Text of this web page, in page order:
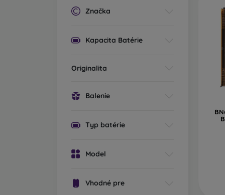
Značka
Kapacita Batérie
Originalita
Balenie
Typ batérie
Model
Vhodné pre